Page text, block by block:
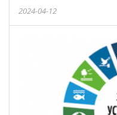
2024-04-12